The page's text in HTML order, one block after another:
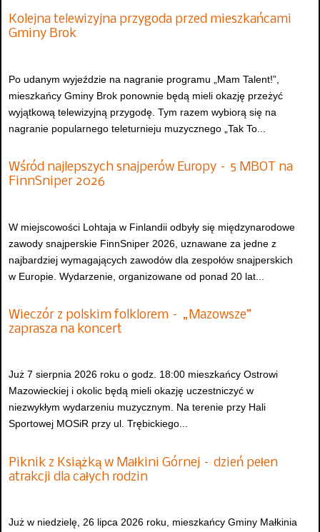
Kolejna telewizyjna przygoda przed mieszkańcami
Gminy Brok
Po udanym wyjeździe na nagranie programu „Mam Talent!”,
mieszkańcy Gminy Brok ponownie będą mieli okazję przeżyć
wyjątkową telewizyjną przygodę. Tym razem wybiorą się na
nagranie popularnego teleturnieju muzycznego „Tak To...
Wśród najlepszych snajperów Europy – 5 MBOT na
FinnSniper 2026
W miejscowości Lohtaja w Finlandii odbyły się międzynarodowe
zawody snajperskie FinnSniper 2026, uznawane za jedne z
najbardziej wymagających zawodów dla zespołów snajperskich
w Europie. Wydarzenie, organizowane od ponad 20 lat...
Wieczór z polskim folklorem – „Mazowsze”
zaprasza na koncert
Już 7 sierpnia 2026 roku o godz. 18:00 mieszkańcy Ostrowi
Mazowieckiej i okolic będą mieli okazję uczestniczyć w
niezwykłym wydarzeniu muzycznym. Na terenie przy Hali
Sportowej MOSiR przy ul. Trębickiego...
Piknik z Książką w Małkini Górnej – dzień pełen
atrakcji dla całych rodzin
Już w niedzielę, 26 lipca 2026 roku, mieszkańcy Gminy Małkinia